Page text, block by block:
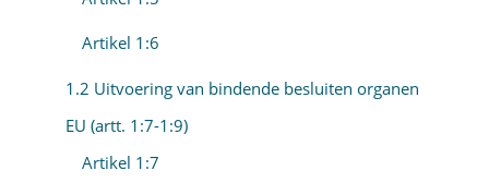
Artikel 1:6
1.2 Uitvoering van bindende besluiten organen
EU (artt. 1:7-1:9)
Artikel 1:7